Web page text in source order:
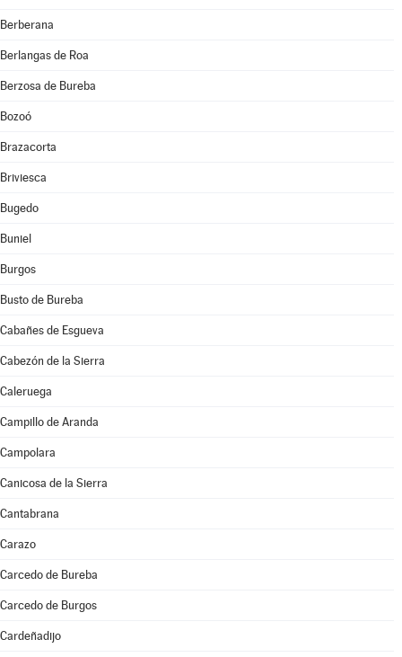
Berberana
Berlangas de Roa
Berzosa de Bureba
Bozoó
Brazacorta
Briviesca
Bugedo
Buniel
Burgos
Busto de Bureba
Cabañes de Esgueva
Cabezón de la Sierra
Caleruega
Campillo de Aranda
Campolara
Canicosa de la Sierra
Cantabrana
Carazo
Carcedo de Bureba
Carcedo de Burgos
Cardeñadijo